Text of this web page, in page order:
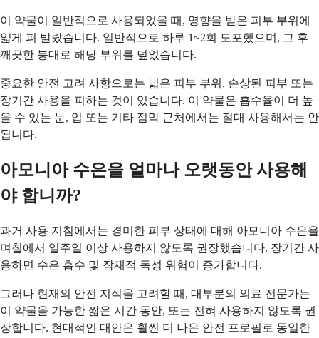
이 약물이 일반적으로 사용되었을 때, 영향을 받은 피부 부위에
얇게 펴 발랐습니다. 일반적으로 하루 1~2회 도포했으며, 그 후
깨끗한 붕대로 해당 부위를 덮었습니다.
중요한 안전 고려 사항으로는 넓은 피부 부위, 손상된 피부 또는
장기간 사용을 피하는 것이 있습니다. 이 약물은 흡수율이 더 높
을 수 있는 눈, 입 또는 기타 점막 근처에서는 절대 사용해서는 안
됩니다.
아모니아 수은을 얼마나 오랫동안 사용해
야 합니까?
과거 사용 지침에서는 경미한 피부 상태에 대해 아모니아 수은을
며칠에서 일주일 이상 사용하지 않도록 권장했습니다. 장기간 사
용하면 수은 흡수 및 잠재적 독성 위험이 증가합니다.
그러나 현재의 안전 지식을 고려할 때, 대부분의 의료 전문가는
이 약물을 가능한 짧은 시간 동안, 또는 전혀 사용하지 않도록 권
장합니다. 현대적인 대안은 훨씬 더 나은 안전 프로필로 동일한